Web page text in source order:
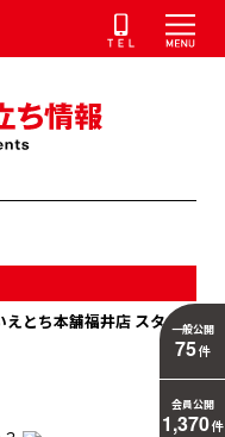
えとち本舗福井店 スタッフ
一般公開
75件
会員公開
1,370件